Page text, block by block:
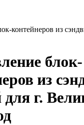
контейнеров из
блок-
из
для г.